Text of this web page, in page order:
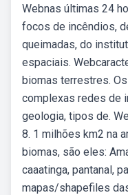
Webnas últimas 24
focos de incêndios,
queimadas, do
espaciais.
biomas terrestres.
complexas redes de
geologia, tipos de.
8. 1 milhões km2 na
biomas, são eles:
caaatinga, pantanal,
mapas/shapefiles